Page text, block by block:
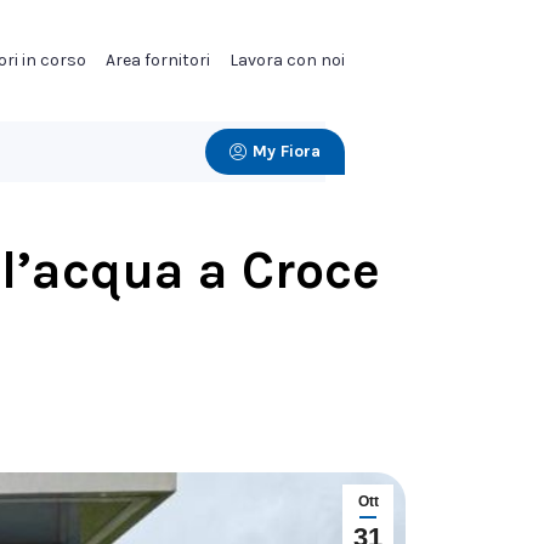
in corso Area fornitori Lavora con noi
My Fiora
a Croce
Ott
31